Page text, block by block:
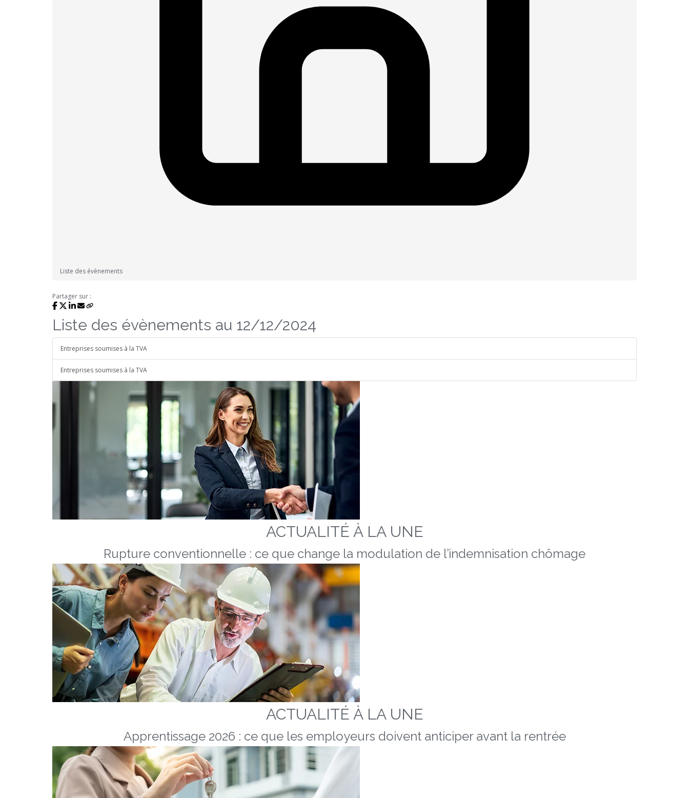
Liste des évènements
Partager sur :
Liste des évènements au 12/12/2024
Entreprises soumises à la TVA
Entreprises soumises à la TVA
ACTUALITÉ À LA UNE
Rupture conventionnelle : ce que change la modulation de l’indemnisation chômage
ACTUALITÉ À LA UNE
Apprentissage 2026 : ce que les employeurs doivent anticiper avant la rentrée